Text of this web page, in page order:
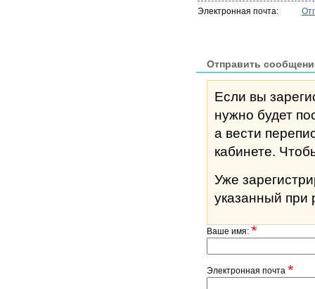
Электронная почта:
Отправить
Если вы
нужно будет
а вести
Уже
указанный при
Ваше имя:*
Электронная почта *